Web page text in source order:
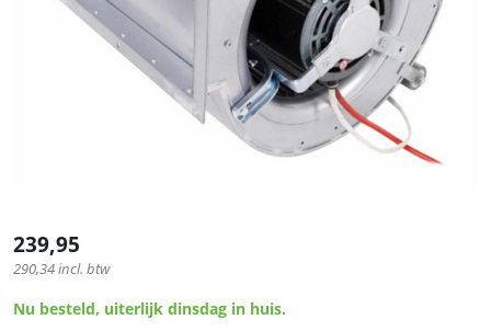
239,95
290,34incl. btw
Nu besteld, uiterlijk dinsdag in huis.